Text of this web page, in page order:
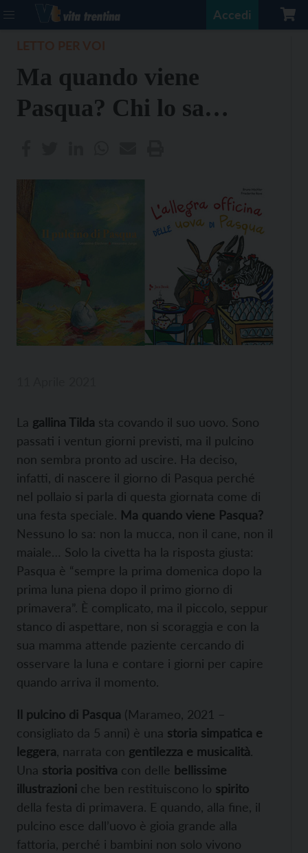
Accedi
Ma quando viene
Pasqua? Chi lo sa…
La gallina Tilda sta covando il suo uovo. Sono
passati i ventun giorni previsti, ma il pulcino
non sembra pronto ad uscire. Ha deciso,
infatti, di nascere il giorno di Pasqua perché
nel pollaio si parla di questa giornata come di
una festa speciale. Ma quando viene Pasqua?
Nessuno lo sa: non la mucca, non il cane, non il
maiale… Solo la civetta ha la risposta giusta:
Pasqua è “sempre la prima domenica dopo la
prima luna piena dopo il primo giorno di
primavera”. È complicato, ma il piccolo, seppur
stanco di aspettare, non si scoraggia e con la
sua mamma attende paziente cercando di
osservare la luna e contare i giorni per capire
quando arriva il momento.
Il pulcino di Pasqua (Marameo, 2021 –
consigliato da 5 anni) è una storia simpatica e
leggera, narrata con gentilezza e musicalità.
Una storia positiva con delle bellissime
illustrazioni che ben restituiscono lo spirito
della festa di primavera. E quando, alla fine, il
pulcino esce dall’uovo è gioia grande alla
fattoria, perché i bambini non solo vivono